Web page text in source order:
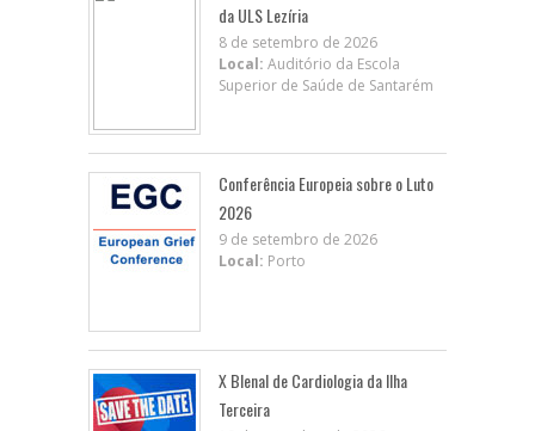
da ULS Lezíria
8 de setembro de 2026
Local: Auditório da Escola
Superior de Saúde de Santarém
Conferência Europeia sobre o Luto
2026
9 de setembro de 2026
Local: Porto
X BIenal de Cardiologia da Ilha
Terceira